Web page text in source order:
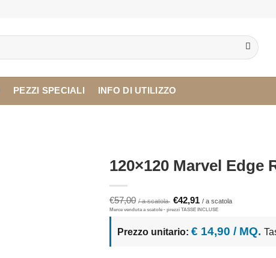
PEZZI SPECIALI INFO DI UTILIZZO
120×120 Marvel Edge
€57,00
Il
prezzo
era:
€57,00.
€42,91
Il
è:
€42,91.
Prezzo unitario: € 14,90 / MQ.